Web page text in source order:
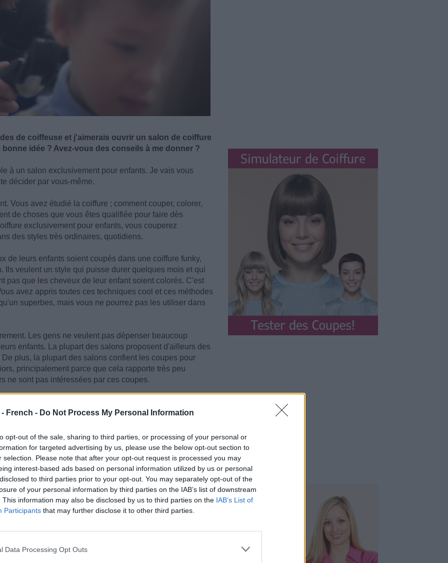
French - Do Not Process My Personal Information
opt-out of the sale, sharing to third parties, or processing of your personal or
for targeted advertising by us, please use the below opt-out section to
selection. Please note that after your opt-out request is processed you may
interest-based ads based on personal information utilized by us or personal
to third parties prior to your opt-out. You may separately opt-out of the
of your personal information by third parties on the IAB’s list of downstream
This information may also be disclosed by us to third parties on the IAB’s List of
Participants that may further disclose it to other third parties.
Data Processing Opt Outs
de coiffeuse et j'aimerais ouvrir un salon de coiffure
idée ? Avez-vous des conseils à me donner ?
à un salon exclusivement pour enfants. Je vais vous
décider par vous-même.
Vous avez étudié la coiffure ; comment couper, colorer,
de choses que vous êtes qualifiée pour faire dès
exclusivement pour enfants, vous couperez
des styles très ordinaires, quotidiens.
de leurs enfants soient coupés dans une coiffure funky,
Ils veulent un style qui puisse durer quelques mois et qui
pas que les cheveux de leur enfant soient colorés. C'est
avez appris toutes ces techniques cool et ces méthodes
superbes, mais vous ne pourrez pas les utiliser dans
Les gens ne veulent pas dépenser beaucoup
enfants. La plupart des salons proposent d'ailleurs des
plus, la plupart des salons confient les coupes pour
principalement parce que cela rapporte très peu
ne sont pas intéressées par ces coupes.
enfants que vous devrez faire avant de gagner votre
coupe après coupe, jour après jour, souvent dans un
détestent se faire couper les cheveux ou ont
dur qu'une coiffeuse de salon haut de gamme, tout en ne
signifie également que vous aurez du mal à employer
enfants, sauf si vous utilisez des apprentis sur votre lieu
sur le plan professionnel.
pour enfants ? Aimez-vous particulièrement
? Si c'est le cas, je vous suggérerais de contacter les
et de leur proposer vos services. Les parents sont
visite l'école régulièrement pour couper les cheveux de
leurs enfants au salon.